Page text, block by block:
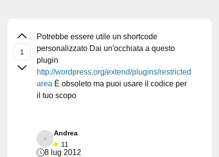
Potrebbe essere utile un shortcode
personalizzato Dai un'occhiata a questo
plugin
http://wordpress.org/extend/plugins/restricted
area È obsoleto ma puoi usare il codice per
il tuo scopo
Andrea
11
8 lug 2012